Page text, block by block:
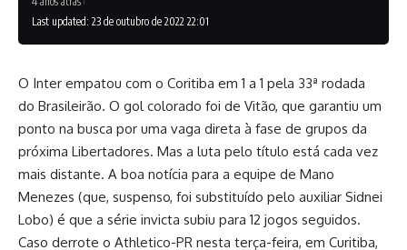
Last updated: 23 de outubro de 2022 22:01
O Inter empatou com o Coritiba em 1 a 1 pela 33ª rodada
do Brasileirão. O gol colorado foi de Vitão, que garantiu um
ponto na busca por uma vaga direta à fase de grupos da
próxima Libertadores. Mas a luta pelo título está cada vez
mais distante. A boa notícia para a equipe de Mano
Menezes (que, suspenso, foi substituído pelo auxiliar Sidnei
Lobo) é que a série invicta subiu para 12 jogos seguidos.
Caso derrote o Athletico-PR nesta terça-feira, em Curitiba,